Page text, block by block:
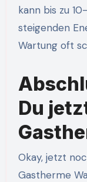
kann bis zu
steigenden
Wartung oft
Du
Okay, jetzt
Gastherme